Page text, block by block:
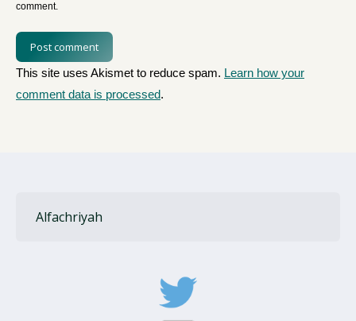
comment.
Post comment
This site uses Akismet to reduce spam. Learn how your
comment data is processed.
Alfachriyah